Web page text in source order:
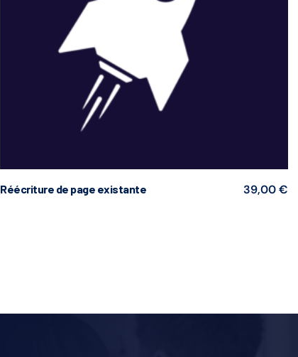
Réécriture de page existante 39,00€